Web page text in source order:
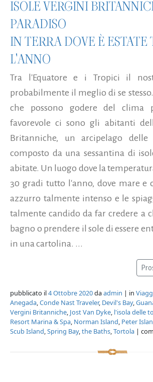
ISOLE VERGINI
PARADISO
IN TERRA DOVE È ESTATE
L'ANNO
Tra l'Equatore e i Tropici il
probabilmente il meglio di se
che possono godere del clima
favorevole ci sono gli abitanti
Britanniche, un arcipelago delle
composto da una sessantina di
abitate. Un luogo dove la
30 gradi tutto l'anno, dove mare e
azzurro talmente intenso e le
talmente candido da far credere a
bagno o prendere il sole di essere
in una cartolina. ...
pubblicato il4 Ottobre 2020daadmin | in
Anegada,Conde Nast Traveler, Devil's Bay,
Vergini Britanniche, Jost Van Dyke, l'isola delle
Resort Marina & Spa, Norman Island, Peter
Scub Island,Spring Bay,the Baths,Tortola |